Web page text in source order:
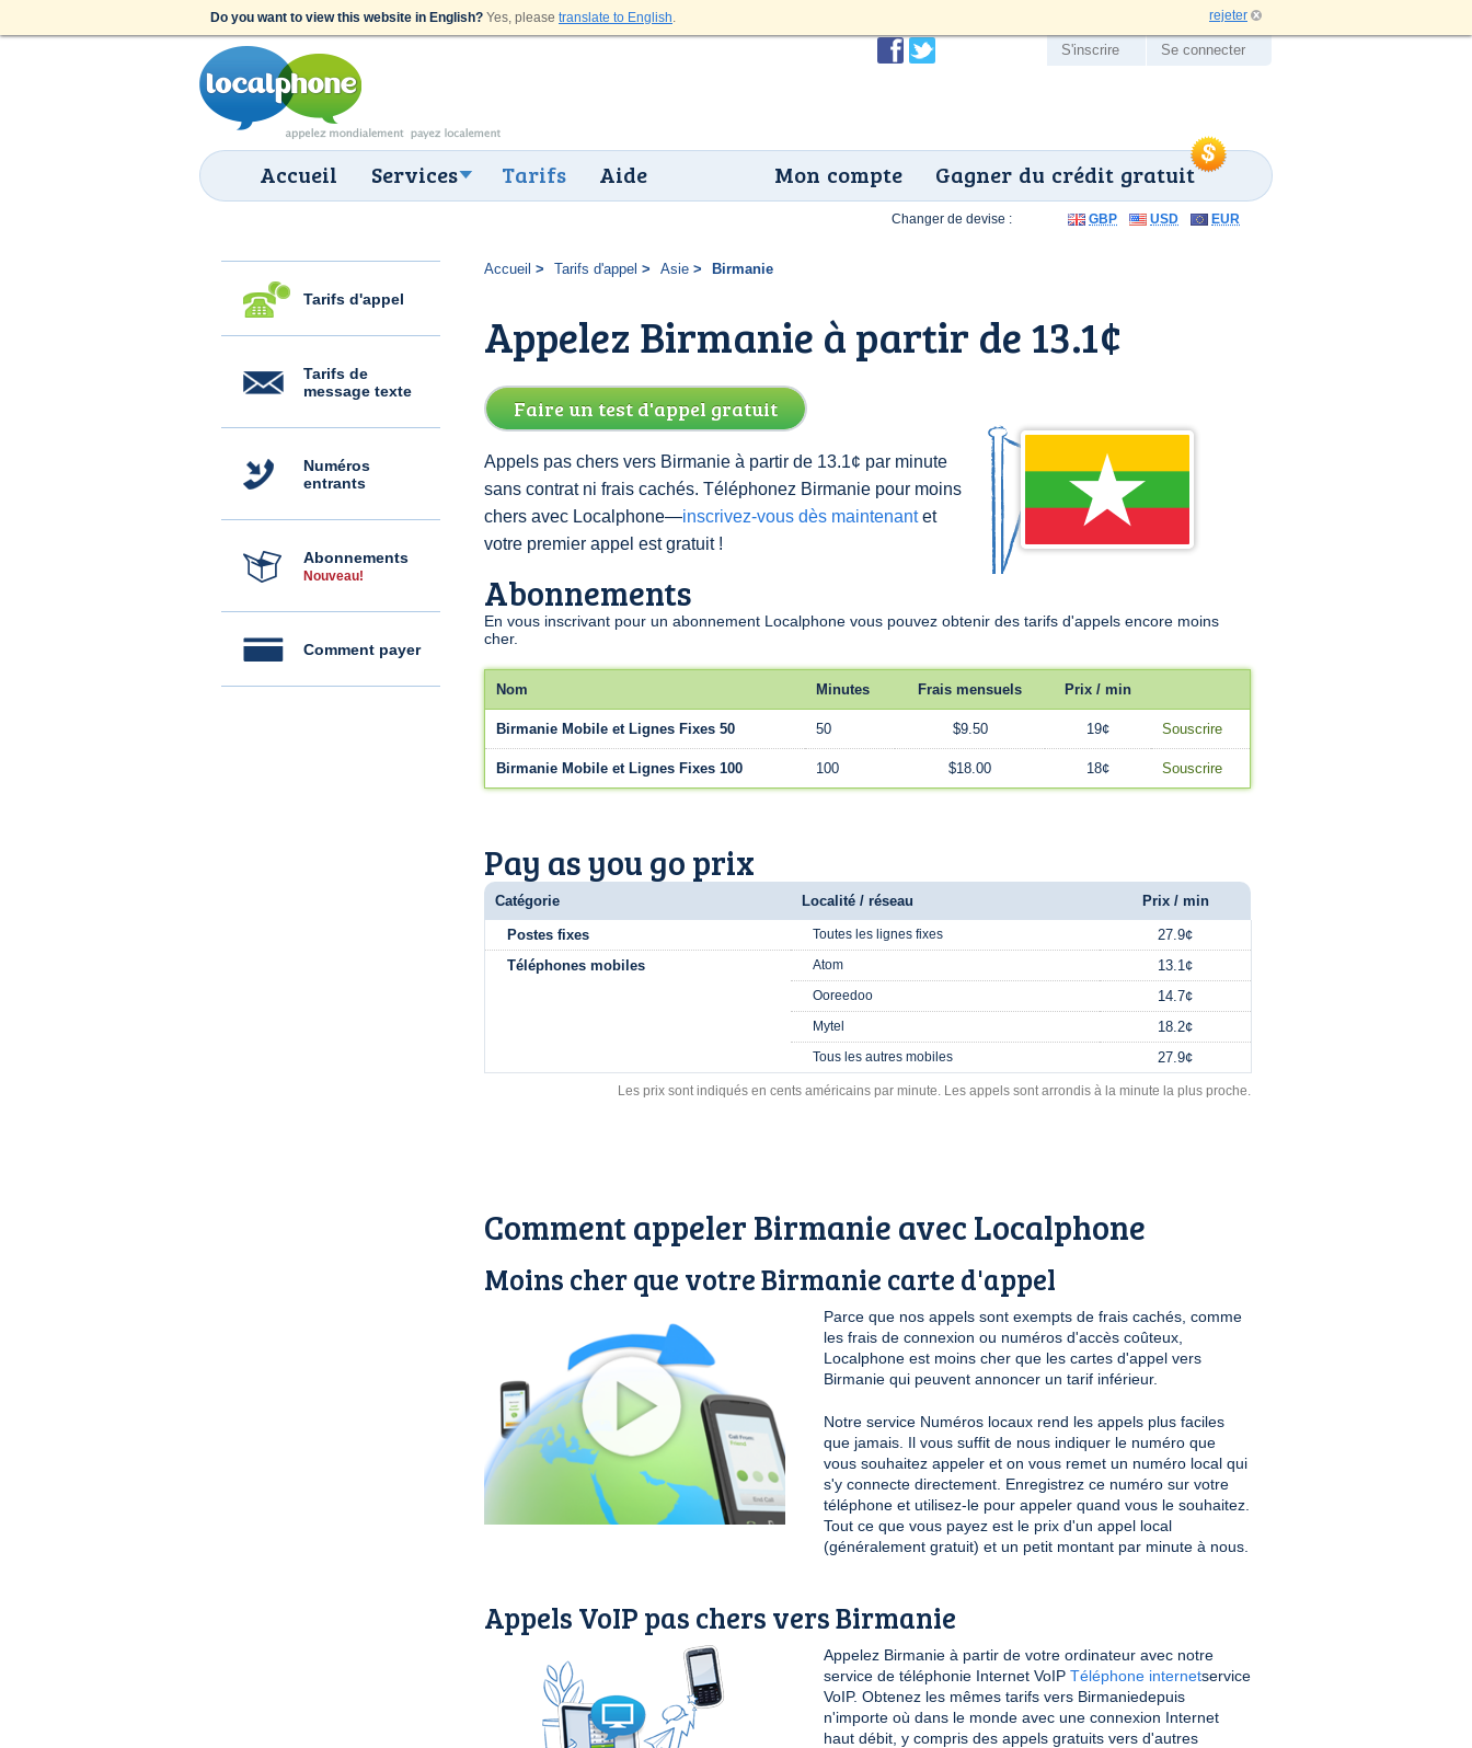
Do you want to view this website in English? Yes, please translate to English. rejeter
Accueil Services Tarifs Aide Gagner du crédit gratuit
Mon compte
S'inscrire Se connecter
Tarifs d'appel
Tarifs de
message texte
Numéros
entrants
Abonnements
Nouveau!
Comment payer
Accueil Tarifs d'appel Asie Birmanie
Appelez Birmanie à partir de 13.1¢
Faire un test d'appel gratuit
Appels pas chers vers Birmanie à partir de 13.1¢ par minute
sans contrat ni frais cachés. Téléphonez Birmanie pour moins
chers avec Localphone—inscrivez-vous dès maintenantet
votre premier appel est gratuit !
Abonnements
En vous inscrivant pour un abonnement Localphone vous pouvez obtenir des tarifs d'appels encore moins
cher.
Nom Minutes Frais mensuels Prix / min
Birmanie Mobile et Lignes Fixes 50 50 $9.50 19¢ Souscrire
Birmanie Mobile et Lignes Fixes 100 100 $18.00 18¢ Souscrire
Pay as you go prix
Changer de devise : GBP USD EUR
Catégorie Localité / réseau Prix / min
Postes fixes Toutes les lignes fixes
27.9¢
Téléphones mobiles
Atom 13.1¢
Ooreedoo 14.7¢
Mytel 18.2¢
Tous les autres mobiles 27.9¢
Les prix sont indiqués en cents américains par minute. Les appels sont arrondis à la minute la plus proche.
Comment appeler Birmanie avec Localphone
Moins cher que votre Birmanie carte d'appel
Parce que nos appels sont exempts de frais cachés, comme
les frais de connexion ou numéros d'accès coûteux,
Localphone est moins cher que les cartes d'appel vers
Birmanie qui peuvent annoncer un tarif inférieur.
Notre service Numéros locaux rend les appels plus faciles
que jamais. Il vous suffit de nous indiquer le numéro que
vous souhaitez appeler et on vous remet un numéro local qui
s'y connecte directement. Enregistrez ce numéro sur votre
téléphone et utilisez-le pour appeler quand vous le souhaitez.
Tout ce que vous payez est le prix d'un appel local
(généralement gratuit) et un petit montant par minute à nous.
Appels VoIP pas chers vers Birmanie
Appelez Birmanie à partir de votre ordinateur avec notre
service de téléphonie Internet VoIP Téléphone internetservice
VoIP. Obtenez les mêmes tarifs vers Birmaniedepuis
n'importe où dans le monde avec une connexion Internet
haut débit, y compris des appels gratuits vers d'autres